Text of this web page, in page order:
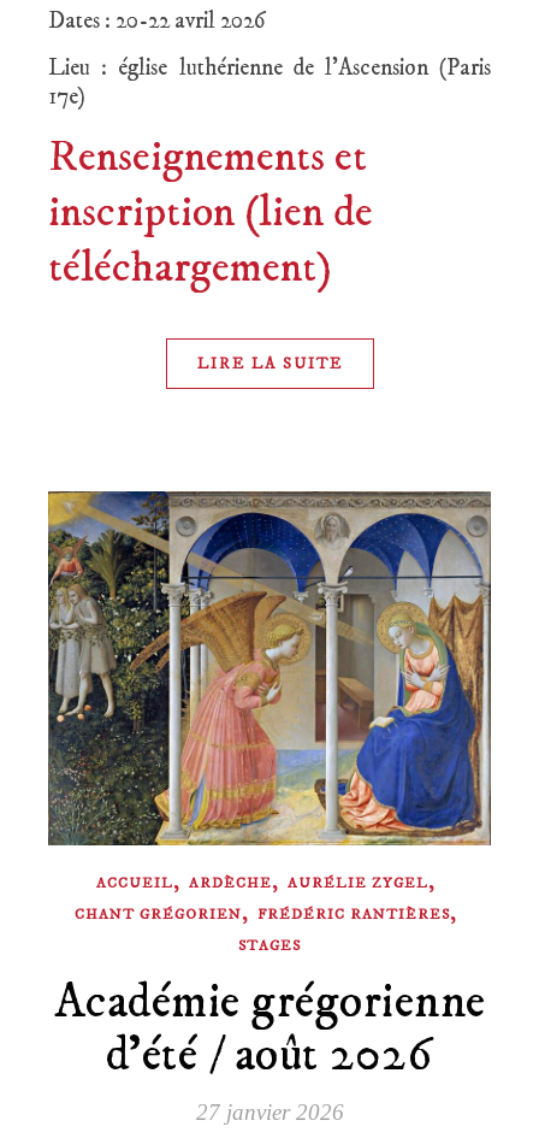
Dates : 20-22 avril 2026
Lieu : église luthérienne de l’Ascension (Paris
17e)
Renseignements et
inscription (lien de
téléchargement)
LIRE LA SUITE
ACCUEIL, ARDÈCHE, AURÉLIE ZYGEL,
CHANT GRÉGORIEN, FRÉDÉRIC RANTIÈRES,
STAGES
Académie grégorienne
d’été / août 2026
27 janvier 2026